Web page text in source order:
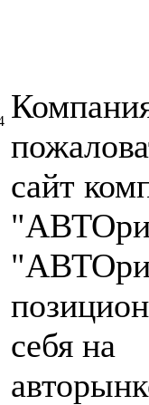
сайт
себя на